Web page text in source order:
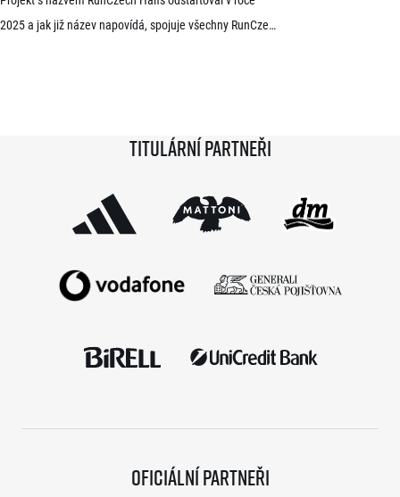
2025 a jak již název napovídá, spojuje všechny RunCzech
sezónu a od startu tak uběhlo teprve 18 měsíců,
Titulární partneři
Oficiální partneři